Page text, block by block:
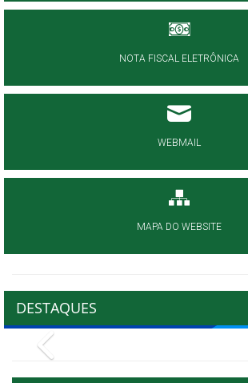
NOTA FISCAL ELETRÔNICA
WEBMAIL
MAPA DO WEBSITE
DESTAQUES